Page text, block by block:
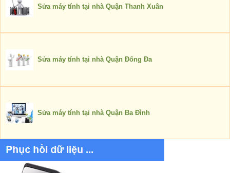
Sửa máy tính tại nhà Quận Thanh Xuân
Sửa máy tính tại nhà Quận Đống Đa
Sửa máy tính tại nhà Quận Ba Đình